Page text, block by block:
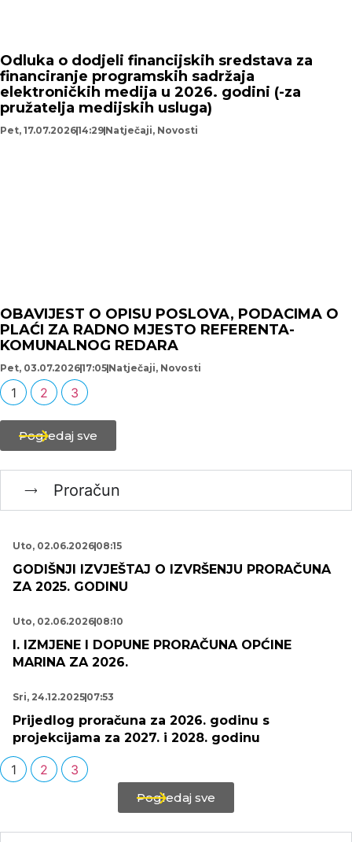
Odluka o dodjeli financijskih sredstava za
financiranje programskih sadržaja
elektroničkih medija u 2026. godini (-za
pružatelja medijskih usluga)
Pet, 17.07.202614:29 Natječaji, Novosti
OBAVIJEST O OPISU POSLOVA, PODACIMA O
PLAĆI ZA RADNO MJESTO REFERENTA-
KOMUNALNOG REDARA
Pet, 03.07.202617:05 Natječaji, Novosti
1 2 3
Pogledaj sve
Proračun
GODIŠNJI IZVJEŠTAJ O IZVRŠENJU PRORAČUNA
ZA 2025. GODINU
Uto, 02.06.2026 08:15
I. IZMJENE I DOPUNE PRORAČUNA OPĆINE
MARINA ZA 2026.
Uto, 02.06.2026 08:10
Prijedlog proračuna za 2026. godinu s
projekcijama za 2027. i 2028. godinu
Sri, 24.12.2025 07:53
1 2 3
Pogledaj sve